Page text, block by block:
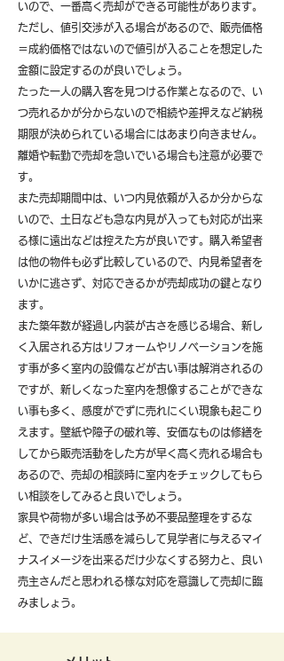
いので、一番高く売却ができる可能性があります。
ただし、値引交渉が入る場合があるので、販売価格
＝成約価格ではないので値引が入ることを想定した
金額に設定するのが良いでしょう。
たった一人の購入客を見つける作業となるので、い
つ売れるかが分からないので相続や差押えなど納税
期限が決められている場合にはあまり向きません。
離婚や転勤で売却を急いでいる場合も注意が必要で
す。
また売却期間中は、いつ内見依頼が入るか分からな
いので、土日なども急な内見が入っても対応が出来
る様に遠出などは控えた方が良いです。購入希望者
は他の物件も必ず比較しているので、内見希望者を
いかに逃さず、対応できるかが売却成功の鍵となり
ます。
また築年数が経過し内装が古さを感じる場合、新し
く入居される方はリフォームやリノベーションを施
す事が多く室内の設備などが古い事は解消されるの
ですが、新しくなった室内を想像することができな
い事も多く、感度がでずに売れにくい現象も起こり
えます。壁紙や障子の破れ等、安価なものは修繕を
してから販売活動をした方が早く高く売れる場合も
あるので、売却の相談時に室内をチェックしてもら
い相談をしてみると良いでしょう。
​家具や荷物が多い場合は予め不要品整理をするな
ど、できだけ生活感を減らして見学者に与えるマイ
ナスイメージを出来るだけ少なくする努力と、良い
売主さんだと思われる様な対応を意識して売却に臨
みましょう。